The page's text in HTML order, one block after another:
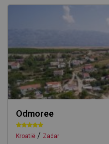
Odmoree
Kroatië / Zadar